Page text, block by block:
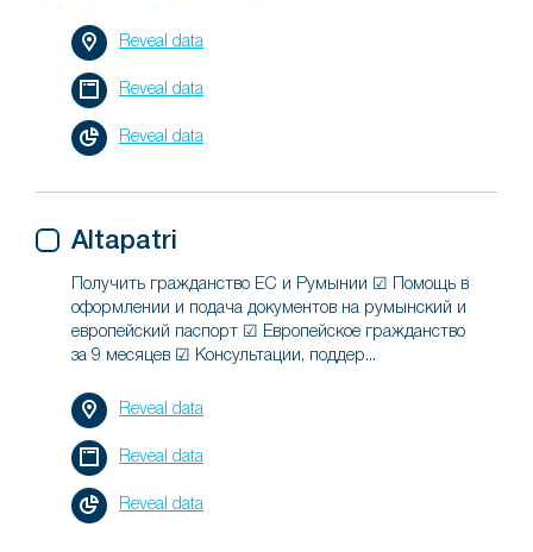
Reveal data
Reveal data
Reveal data
Altapatri
Получить гражданство ЕС и Румынии ☑ Помощь в
оформлении и подача документов на румынский и
европейский паспорт ☑ Европейское гражданство
за 9 месяцев ☑ Консультации, поддер...
Reveal data
Reveal data
Reveal data